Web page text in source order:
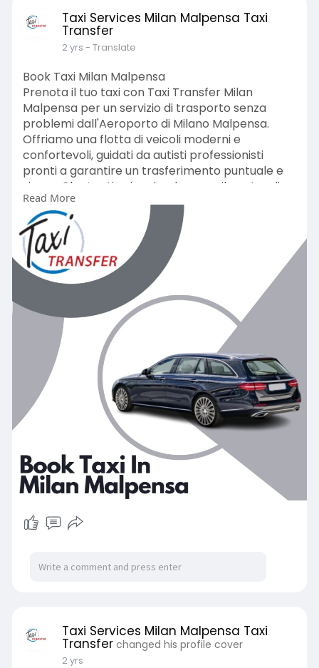
Taxi Services Milan Malpensa Taxi
Transfer
2 yrs - Translate
Book Taxi Milan Malpensa
Prenota il tuo taxi con Taxi Transfer Milan
Malpensa per un servizio di trasporto senza
problemi dall'Aeroporto di Milano Malpensa.
Offriamo una flotta di veicoli moderni e
confortevoli, guidati da autisti professionisti
pronti a garantire un trasferimento puntuale e
sicuro. Che tu stia viaggiando verso il centro di
Milano o altre destinazioni vicine, il nostro servizio
ti assicura comodità e tranquillità. Con tariffe
fisse e un sistema di prenotazione semplice e
veloce, puoi organizzare il tuo viaggio in pochi
passaggi.
Read More
Taxi Services Milan Malpensa Taxi
Transfer changed his profile cover
2 yrs